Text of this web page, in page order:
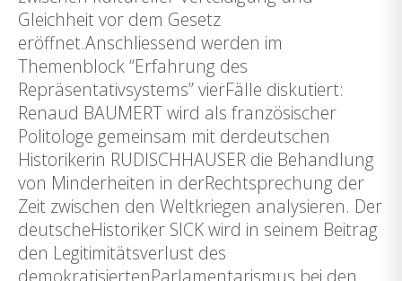
Gleichheit vor dem Gesetz
eröffnet.Anschliessend werden im
Themenblock “Erfahrung des
Repräsentativsystems” vierFälle diskutiert:
Renaud BAUMERT wird als französischer
Politologe gemeinsam mit derdeutschen
Historikerin RUDISCHHAUSER die Behandlung
von Minderheiten in derRechtsprechung der
Zeit zwischen den Weltkriegen analysieren. Der
deutscheHistoriker SICK wird in seinem Beitrag
den Legitimitätsverlust des
demokratisiertenParlamentarismus bei den